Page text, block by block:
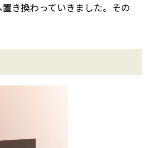
き換わっていきました。その